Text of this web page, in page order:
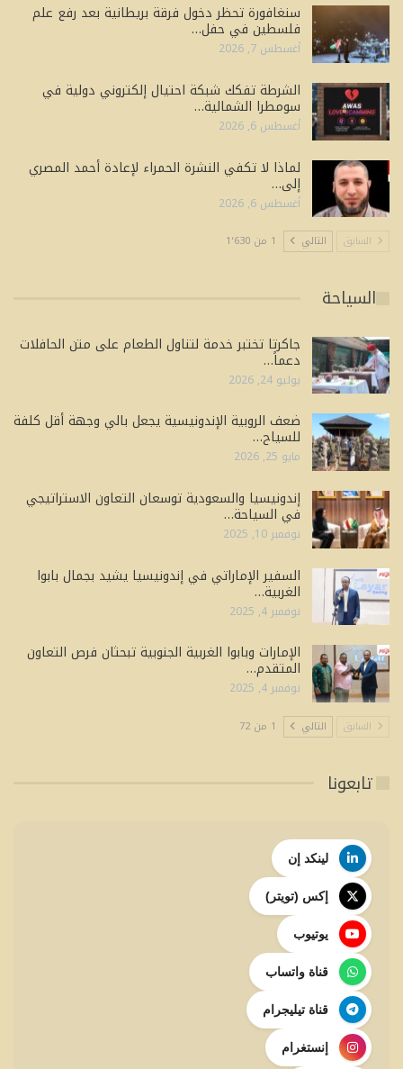
سنغافورة تحظر دخول فرقة بريطانية بعد رفع علم
فلسطين في حفل…
أغسطس 7, 2026
الشرطة تفكك شبكة احتيال إلكتروني دولية في
سومطرا الشمالية…
أغسطس 6, 2026
لماذا لا تكفي النشرة الحمراء لإعادة أحمد المصري
إلى…
أغسطس 6, 2026
السابق التالي 1 من 1٬630
السياحة
جاكرتا تختبر خدمة لتناول الطعام على متن الحافلات
دعماً…
يوليو 24, 2026
ضعف الروبية الإندونيسية يجعل بالي وجهة أقل كلفة
للسياح…
مايو 25, 2026
إندونيسيا والسعودية توسعان التعاون الاستراتيجي
في السياحة…
نوفمبر 10, 2025
السفير الإماراتي في إندونيسيا يشيد بجمال بابوا
الغربية…
نوفمبر 4, 2025
الإمارات وبابوا الغربية الجنوبية تبحثان فرص التعاون
المتقدم…
نوفمبر 4, 2025
السابق التالي 1 من 72
تابعونا
لينكد إن
إكس (تويتر)
يوتيوب
قناة واتساب
قناة تيليجرام
إنستغرام